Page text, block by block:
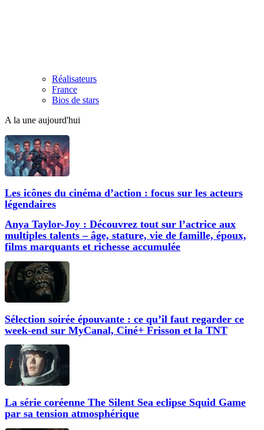
Réalisateurs
France
Bios de stars
A la une aujourd'hui
Les icônes du cinéma d’action : focus sur les acteurs
légendaires
Anya Taylor-Joy : Découvrez tout sur l’actrice aux
multiples talents – âge, stature, vie de famille, époux,
films marquants et richesse accumulée
Sélection soirée épouvante : ce qu’il faut regarder ce
week-end sur MyCanal, Ciné+ Frisson et la TNT
La série coréenne The Silent Sea eclipse Squid Game
par sa tension atmosphérique